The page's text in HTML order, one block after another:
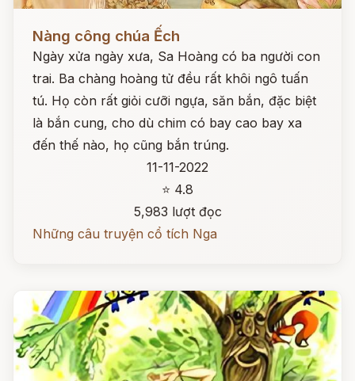
Nàng công chúa Ếch
Ngày xửa ngày xưa, Sa Hoàng có ba người con
trai. Ba chàng hoàng tử đều rất khôi ngô tuấn
tú. Họ còn rất giỏi cưỡi ngựa, săn bắn, đặc biệt
là bắn cung, cho dù chim có bay cao bay xa
đến thế nào, họ cũng bắn trúng.
11-11-2022
⭐ 4.8
5,983 lượt đọc
Những câu truyện cổ tích Nga